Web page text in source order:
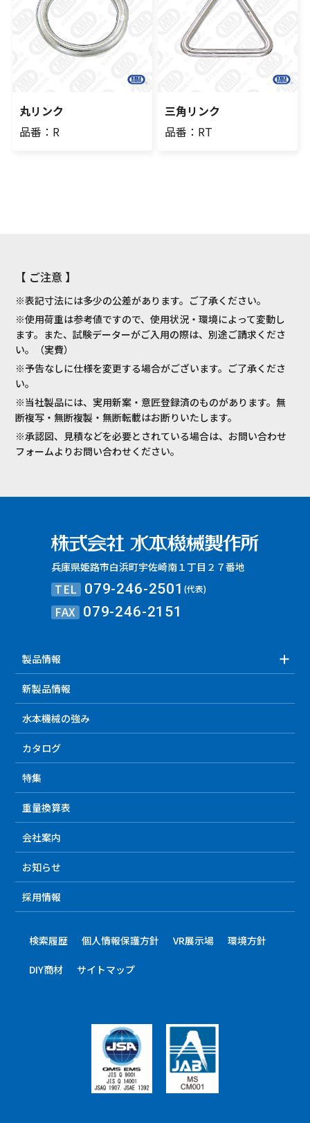
丸リンク
品番：R
三角リンク
品番：RT
【 ご注意 】
※表記寸法には多少の公差があります。ご了承ください。
※使用荷重は参考値ですので、使用状況・環境によって変動し
ます。また、試験データーがご入用の際は、別途ご請求くださ
い。（実費）
※予告なしに仕様を変更する場合がございます。ご了承くださ
い。
※当社製品には、実用新案・意匠登録済のものがあります。無
断複写・無断複製・無断転載はお断りいたします。
※承認図、見積などを必要とされている場合は、お問い合わせ
フォームよりお問い合わせください。
兵庫県姫路市白浜町宇佐崎南１丁目２７番地
TEL 079-246-2501(代表)
FAX 079-246-2151
製品情報
新製品情報
水本機械の強み
カタログ
特集
重量換算表
会社案内
お知らせ
採用情報
検索履歴 個人情報保護方針 VR展示場 環境方針
DIY商材 サイトマップ